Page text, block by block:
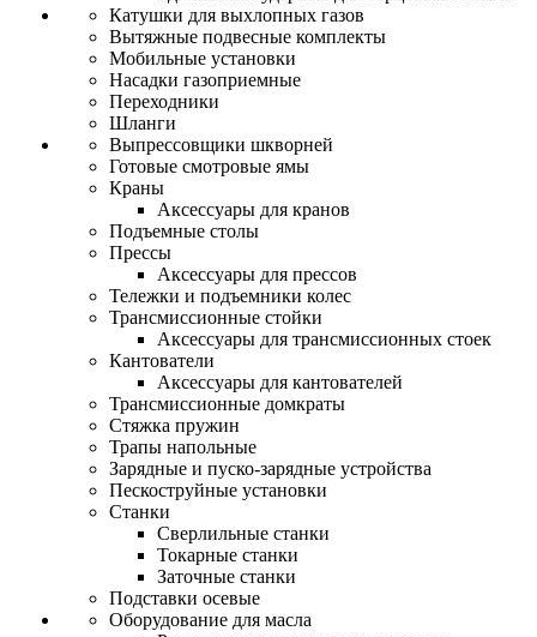
Катушки для выхлопных газов
Вытяжные подвесные комплекты
Мобильные установки
Насадки газоприемные
Переходники
Шланги
Выпрессовщики шкворней
Готовые смотровые ямы
Краны
Аксессуары для кранов
Подъемные столы
Прессы
Аксессуары для прессов
Тележки и подъемники колес
Трансмиссионные стойки
Аксессуары для трансмиссионных стоек
Кантователи
Аксессуары для кантователей
Трансмиссионные домкраты
Стяжка пружин
Трапы напольные
Зарядные и пуско-зарядные устройства
Пескоструйные установки
Станки
Сверлильные станки
Токарные станки
Заточные станки
Подставки осевые
Оборудование для масла